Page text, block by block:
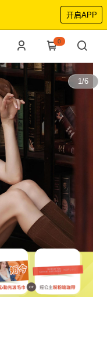
开启APP
0
1/6